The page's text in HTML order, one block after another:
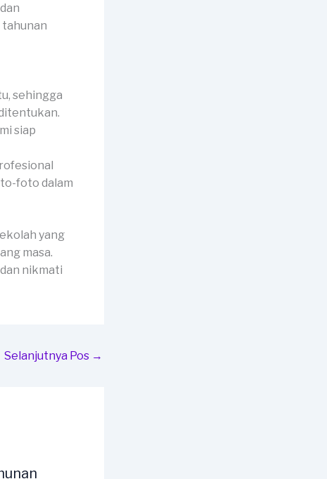
sehingga
siap
foto dalam
yang
masa.
nikmati
Selanjutnya Pos →